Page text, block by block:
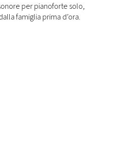
per pianoforte solo,
famiglia prima d’ora.